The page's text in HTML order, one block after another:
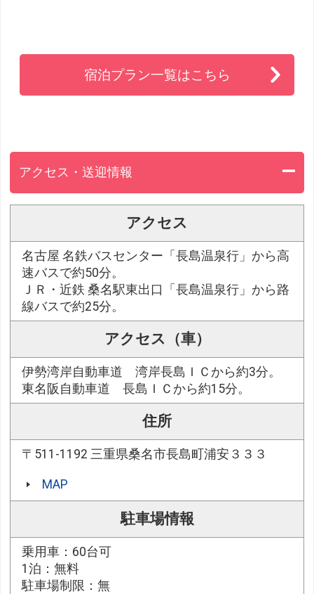
宿泊プラン一覧はこちら
アクセス・送迎情報
アクセス
名古屋 名鉄バスセンター「長島温泉行」から高
速バスで約50分。
ＪＲ・近鉄 桑名駅東出口「長島温泉行」から路
線バスで約25分。
アクセス（車）
伊勢湾岸自動車道 湾岸長島ＩＣから約3分。
東名阪自動車道 長島ＩＣから約15分。
住所
〒511-1192 三重県桑名市長島町浦安３３３
MAP
駐車場情報
乗用車：60台可
1泊：無料
駐車場制限：無